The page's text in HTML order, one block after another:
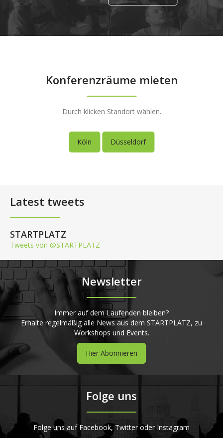
Konferenzräume mieten
Durch klicken Standort wählen.
Köln Düsseldorf
Latest tweets
STARTPLATZ
Tweets von @STARTPLATZ
Newsletter
Immer auf dem Laufenden bleiben?
Erhalte regelmäßig alle News aus dem STARTPLATZ, zu
Workshops und Events.
Hier Abonnieren
Folge uns
Folge uns auf Facebook, Twitter oder Instagram